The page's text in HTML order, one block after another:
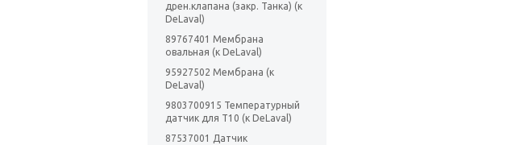
дрен.клапана (закр. Танка) (к
DeLaval)
89767401 Мембрана
овальная (к DeLaval)
95927502 Мембрана (к
DeLaval)
9803700915 Температурный
датчик для Т10 (к DeLaval)
87537001 Датчик